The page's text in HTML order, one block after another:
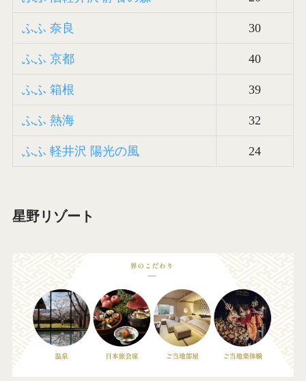
ふふ 奈良 30
ふふ 京都 40
ふふ 箱根 39
ふふ 熱海 32
ふふ 軽井沢 陽光の風 24
星野リゾート